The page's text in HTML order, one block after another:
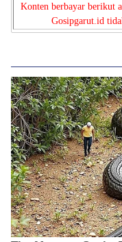
Konten berbayar berikut
Gosipgarut.id